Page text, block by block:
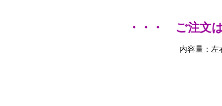
・・・ ご注文
内容量：左